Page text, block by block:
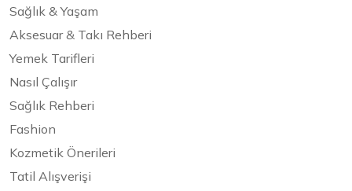
Sağlık & Yaşam
Aksesuar & Takı Rehberi
Yemek Tarifleri
Nasıl Çalışır
Sağlık Rehberi
Fashion
Kozmetik Önerileri
Tatil Alışverişi